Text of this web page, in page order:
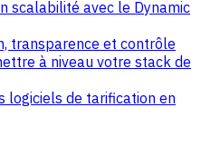
scalabilité avec le Dynamic
transparence et contrôle
à niveau votre stack de
logiciels de tarification en